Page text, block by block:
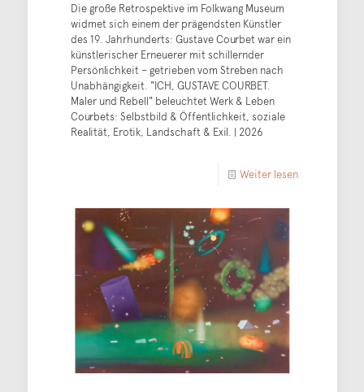
Die große Retrospektive im Folkwang Museum
widmet sich einem der prägendsten Künstler
des 19. Jahrhunderts: Gustave Courbet war ein
künstlerischer Erneuerer mit schillernder
Persönlichkeit – getrieben vom Streben nach
Unabhängigkeit. "ICH, GUSTAVE COURBET.
Maler und Rebell" beleuchtet Werk & Leben
Courbets: Selbstbild & Öffentlichkeit, soziale
Realität, Erotik, Landschaft & Exil. | 2026
Weiter lesen